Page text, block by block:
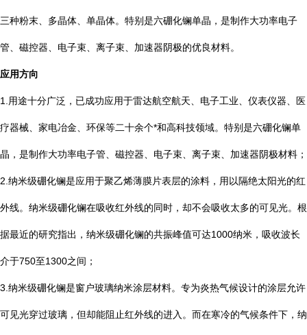
三种粉末、多晶体、单晶体。特别是六硼化镧单晶，是制作大功率电子
管、磁控器、电子束、离子束、加速器阴极的优良材料。
应用方向
1.用途十分广泛，已成功应用于雷达航空航天、电子工业、仪表仪器、医
疗器械、家电冶金、环保等二十余个*和高科技领域。特别是六硼化镧单
晶，是制作大功率电子管、磁控器、电子束、离子束、加速器阴极材料；
2.纳米级硼化镧是应用于聚乙烯薄膜片表层的涂料，用以隔绝太阳光的红
外线。纳米级硼化镧在吸收红外线的同时，却不会吸收太多的可见光。根
据最近的研究指出，纳米级硼化镧的共振峰值可达1000纳米，吸收波长
介于750至1300之间；
3.纳米级硼化镧是窗户玻璃纳米涂层材料。专为炎热气候设计的涂层允许
可见光穿过玻璃，但却能阻止红外线的进入。而在寒冷的气候条件下，纳